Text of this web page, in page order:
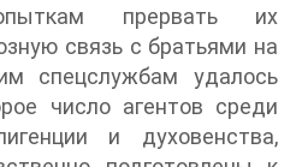
прервать их
связь с братьями на
спецслужбам удалось
число агентов среди
и духовенства,